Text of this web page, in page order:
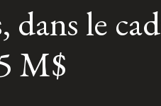
dans le
M$